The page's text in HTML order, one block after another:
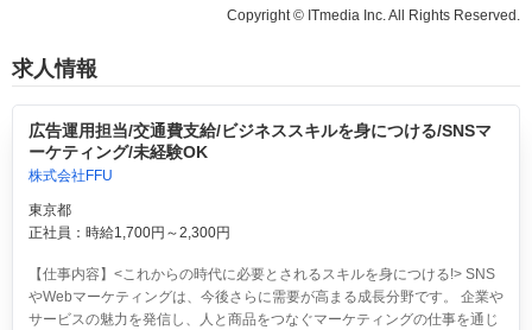
Copyright © ITmedia Inc. All Rights Reserved.
求人情報
広告運用担当/交通費支給/ビジネススキルを身につける/SNSマ
ーケティング/未経験OK
株式会社FFU
東京都
正社員：時給1,700円～2,300円
【仕事内容】<これからの時代に必要とされるスキルを身につける!> SNS
やWebマーケティングは、今後さらに需要が高まる成長分野です。 企業や
サービスの魅力を発信し、人と商品をつなぐマーケティングの仕事を通じ